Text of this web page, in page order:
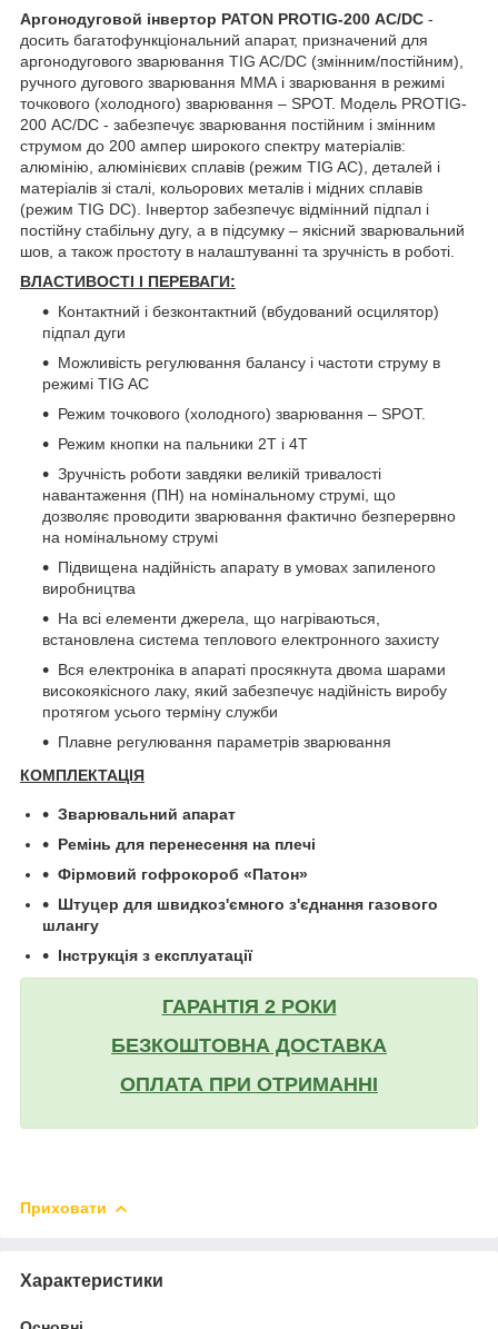
Аргонодуговой інвертор PATON PROTIG-200 AC/DC -
досить багатофункціональний апарат, призначений для
аргонодугового зварювання TIG AC/DC (змінним/постійним),
ручного дугового зварювання ММА і зварювання в режимі
точкового (холодного) зварювання – SPOT. Модель PROTIG-
200 AC/DC - забезпечує зварювання постійним і змінним
струмом до 200 ампер широкого спектру матеріалів:
алюмінію, алюмінієвих сплавів (режим TIG AC), деталей і
матеріалів зі сталі, кольорових металів і мідних сплавів
(режим TIG DC). Інвертор забезпечує відмінний підпал і
постійну стабільну дугу, а в підсумку – якісний зварювальний
шов, а також простоту в налаштуванні та зручність в роботі.
ВЛАСТИВОСТІ І ПЕРЕВАГИ:
Контактний і безконтактний (вбудований осцилятор)
підпал дуги
Можливість регулювання балансу і частоти струму в
режимі TIG AC
Режим точкового (холодного) зварювання – SPOT.
Режим кнопки на пальники 2Т і 4Т
Зручність роботи завдяки великій тривалості
навантаження (ПН) на номінальному струмі, що
дозволяє проводити зварювання фактично безперервно
на номінальному струмі
Підвищена надійність апарату в умовах запиленого
виробництва
На всі елементи джерела, що нагріваються,
встановлена система теплового електронного захисту
Вся електроніка в апараті просякнута двома шарами
високоякісного лаку, який забезпечує надійність виробу
протягом усього терміну служби
Плавне регулювання параметрів зварювання
КОМПЛЕКТАЦІЯ
Зварювальний апарат
Ремінь для перенесення на плечі
Фірмовий гофрокороб «Патон»
Штуцер для швидкоз'ємного з'єднання газового
шлангу
Інструкція з експлуатації
ГАРАНТІЯ 2 РОКИ
БЕЗКОШТОВНА ДОСТАВКА
ОПЛАТА ПРИ ОТРИМАННІ
Приховати
Характеристики